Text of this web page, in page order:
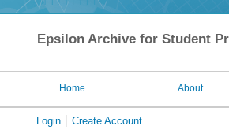
Epsilon Archive for Student
Home About
Login Create Account